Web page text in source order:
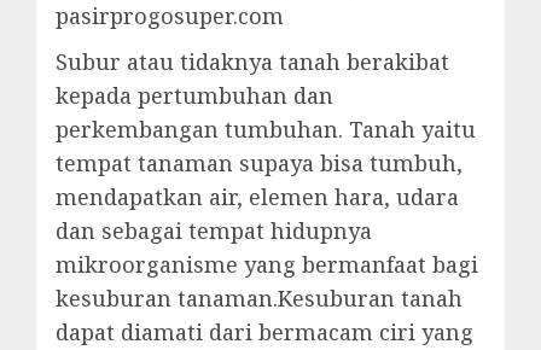
pasirprogosuper.com
Subur atau tidaknya tanah berakibat
kepada pertumbuhan dan
perkembangan tumbuhan. Tanah yaitu
tempat tanaman supaya bisa tumbuh,
mendapatkan air, elemen hara, udara
dan sebagai tempat hidupnya
mikroorganisme yang bermanfaat bagi
kesuburan tanaman.Kesuburan tanah
dapat diamati dari bermacam ciri yang